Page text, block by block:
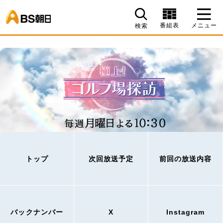
検索 番組表 メニュー
トップ 次回放送予定 前回の放送内容
バックナンバー X Instagram